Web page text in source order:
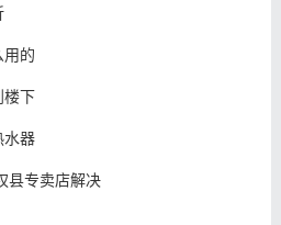
用的
楼下
水器
县专卖店解决